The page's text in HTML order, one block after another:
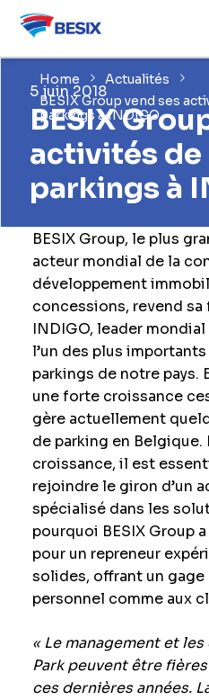
Home
Actualités
BESIX Group vend ses
parkings à INDIGO
5 juin 2018
BESIX
activités
parkings à
BESIX Group, le plus
acteur mondial de la
développement
concessions, revend sa
INDIGO, leader
l’un des plus
parkings de notre pays.
une forte croissance
gère actuellement
de parking en
croissance, il est
rejoindre le giron d’un
spécialisé dans les
pourquoi BESIX Group
pour un repreneur
solides, offrant un
personnel comme aux
« Le management et les
Park peuvent être
ces dernières années.